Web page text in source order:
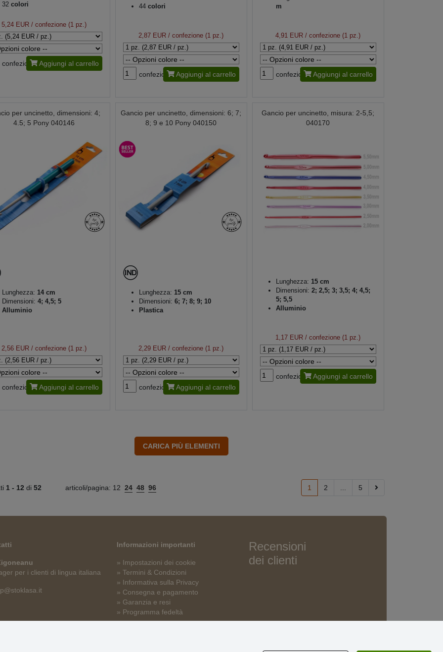
32 colori
5,24 EUR / confezione (1 pz.)
confezione Aggiungi al carrello
44colori
2,87 EUR / confezione (1 pz.)
confezione Aggiungi al carrello
m
4,91 EUR / confezione (1 pz.)
confezione Aggiungi al carrello
per uncinetto, dimensioni: 4;
4.5; 5 Pony 040146
Lunghezza: 14 cm
Dimensioni: 4; 4,5; 5
Alluminio
2,56 EUR / confezione (1 pz.)
confezione Aggiungi al carrello
Gancio per uncinetto, dimensioni: 6; 7;
8; 9 e 10 Pony 040150
Lunghezza: 15 cm
Dimensioni: 6; 7; 8; 9; 10
Plastica
2,29 EUR / confezione (1 pz.)
confezione Aggiungi al carrello
Gancio per uncinetto, misura: 2-5,5;
040170
Lunghezza: 15 cm
Dimensioni: 2; 2,5; 3; 3,5; 4; 4,5;
5; 5,5
Alluminio
1,17 EUR / confezione (1 pz.)
confezione Aggiungi al carrello
1 - 12 di 52 articoli/pagina: 12 24 48 96 1 2 5
per i clienti di lingua italiana
Informazioni importanti
» Impostazioni dei cookie
» Termini & Condizioni
» Informativa sulla Privacy
» Consegna e pagamento
» Garanzia e resi
» Programma fedeltà
Recensioni
dei clienti